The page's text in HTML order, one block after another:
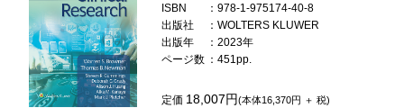
ISBN
：978-1-975174-40-8
出版社
：WOLTERS KLUWER
出版年
：2023年
ページ数 ：451pp.
定価 18,007円(本体16,370円 ＋ 税)